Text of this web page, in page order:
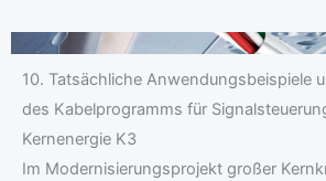
10. Tatsächliche Anwendungsbeispiele
des Kabelprogramms für
Kernenergie K3
Im Modernisierungsprojekt großer